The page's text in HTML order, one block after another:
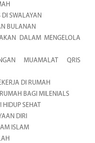
SWALAYAN
BULANAN
DALAM MENGELOLA
MUAMALAT QRIS
DI RUMAH
BAGI MILENIALS
SEHAT
DIRI
ISLAM